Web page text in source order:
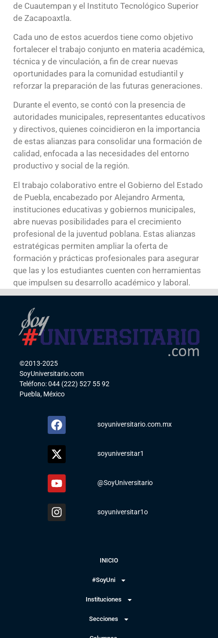
de Cuautempan y el Instituto Tecnológico Superior
de Zacapoaxtla.
Cada uno de estos acuerdos tiene como objetivo
fortalecer el trabajo conjunto en materia académica,
técnica y de vinculación, a fin de crear nuevas
oportunidades para la comunidad estudiantil y
reforzar la preparación de las futuras generaciones.
Durante el evento, se contó con la presencia de
autoridades municipales, representantes educativos
y directivos, quienes coincidieron en la importancia
de estas alianzas para consolidar una formación de
calidad, enfocada a las necesidades del entorno
productivo y social de la región.
El trabajo colaborativo entre el Gobierno del Estado
de Puebla, encabezado por Alejandro Armenta,
instituciones educativas y gobiernos municipales,
abre nuevas posibilidades para el crecimiento
profesional de la juventud poblana. Estas alianzas
estratégicas permiten ampliar la oferta de
formación y prácticas profesionales para asegurar
que las y los estudiantes cuenten con herramientas
que impulsen su desarrollo académico y laboral.
©2013-2025
SoyUniversitario.com
Teléfono: 044 (222) 527 55 92
Puebla, México
soyuniversitario.com.mx
soyuniversitar1
@SoyUniversitario
soyuniversitar1o
INICIO
#SoyUni
Instituciones
Secciones